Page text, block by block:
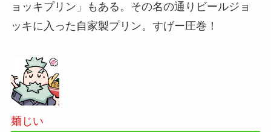
ョッキプリン」もある。その名の通りビールジョ
ッキに入った自家製プリン。すげー圧巻！
麺じい